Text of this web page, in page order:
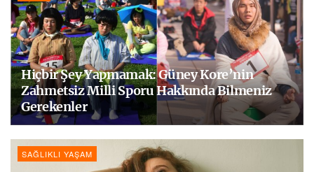
Hiçbir Şey Yapmamak: Güney Kore’nin
Zahmetsiz Milli Sporu Hakkında Bilmeniz
Gerekenler
SAĞLIKLI YAŞAM